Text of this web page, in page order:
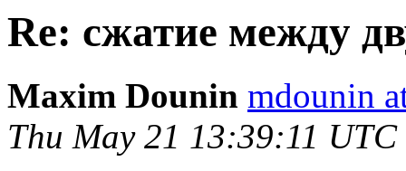
Re: сжатие между
Maxim Dounin mdounin
Thu May 21 13:39:11 UTC